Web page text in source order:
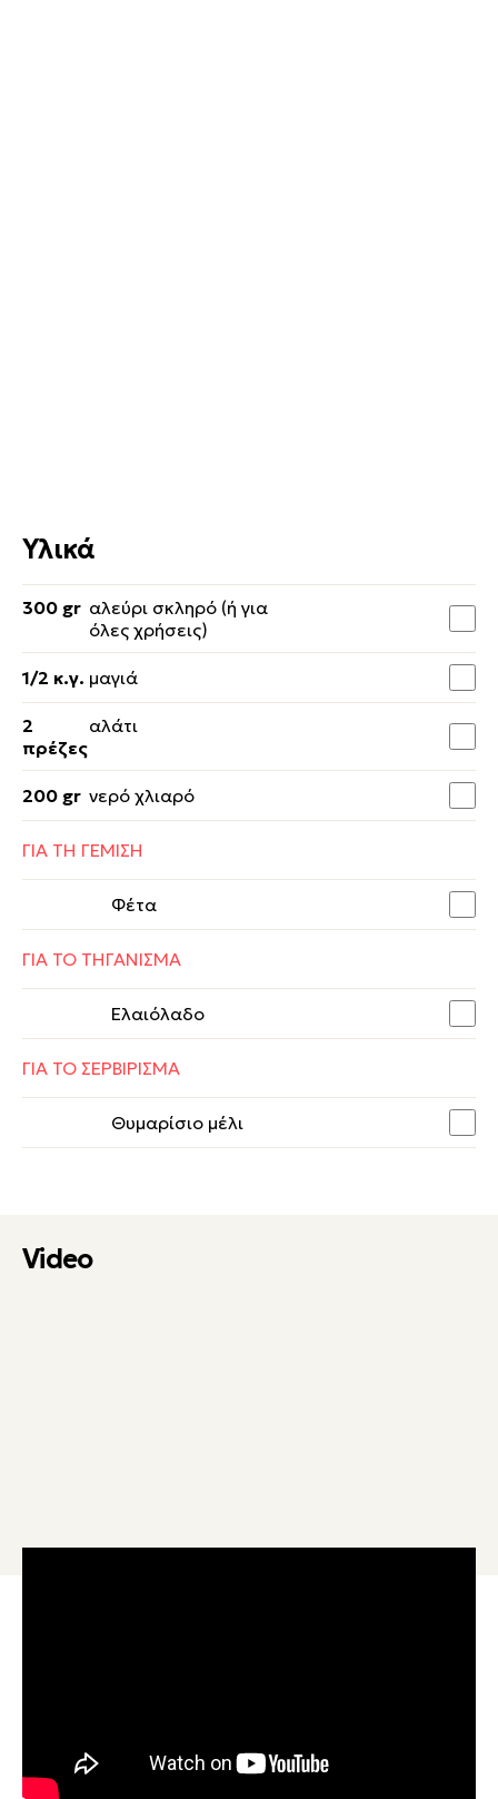
Υλικά
300 gr αλεύρι σκληρό (ή για
όλες χρήσεις)
1/2 κ.γ. μαγιά
2
πρέζες
αλάτι
200 gr νερό χλιαρό
ΓΙΑ ΤΗ ΓΕΜΙΣΗ
Φέτα
ΓΙΑ ΤΟ ΤΗΓΑΝΙΣΜΑ
Ελαιόλαδο
ΓΙΑ ΤΟ ΣΕΡΒΙΡΙΣΜΑ
Θυμαρίσιο μέλι
Video